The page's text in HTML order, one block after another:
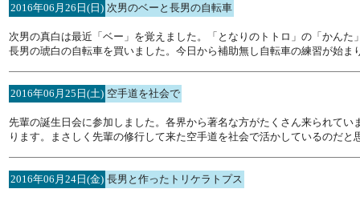
2016年06月26日(日) 次男のベーと長男の自転車
次男の真白は最近「ベー」を覚えました。「となりのトトロ」の「かん
長男の琥白の自転車を買いました。今日から補助無し自転車の練習が始ま
2016年06月25日(土) 空手道を社会で
先輩の誕生日会に参加しました。各界から著名な方がたくさん来られて
ります。まさしく先輩の修行して来た空手道を社会で活かしているのだと
2016年06月24日(金) 長男と作ったトリケラトプス